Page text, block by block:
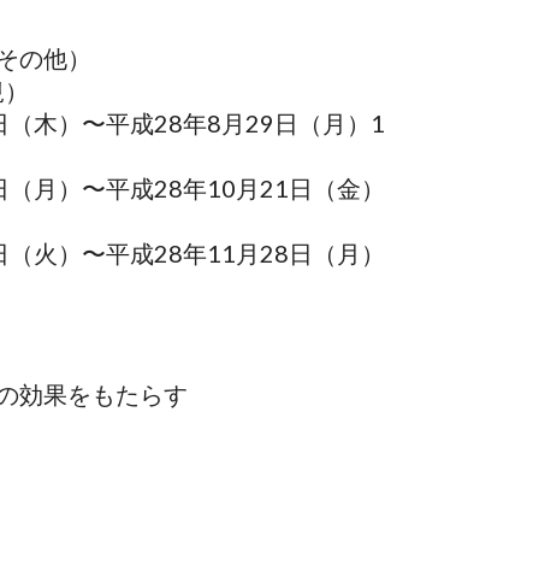
他）
）〜平成28年8月29日（月）1
月）〜平成28年10月21日（金）
火）〜平成28年11月28日（月）
効果をもたらす